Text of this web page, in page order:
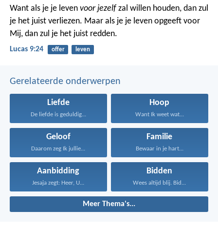
Want als je je leven voor jezelf zal willen houden, dan zul
je het juist verliezen. Maar als je je leven opgeeft voor
Mij, dan zul je het juist redden.
Lucas 9:24 offer leven
Gerelateerde onderwerpen
Liefde
De liefde is geduldig...
Hoop
Want Ik weet wat...
Geloof
Daarom zeg Ik jullie...
Familie
Bewaar in je hart...
Aanbidding
Jesaja zegt: Heer, U...
Bidden
Wees altijd blij. Bid...
Meer Thema's...